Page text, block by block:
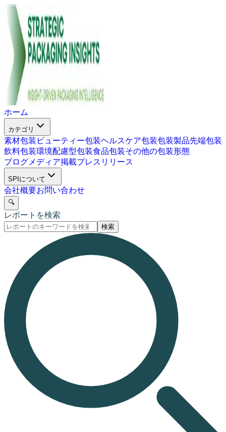
ホーム
カテゴリ
素材包装 ビューティー包装ヘルスケア包装包装製品先端包装
飲料包装環境配慮型包装食品包装その他の包装形態
ブログメディア掲載プレスリリース
SPIについて
会社概要お問い合わせ
🔍
レポートを検索
検索